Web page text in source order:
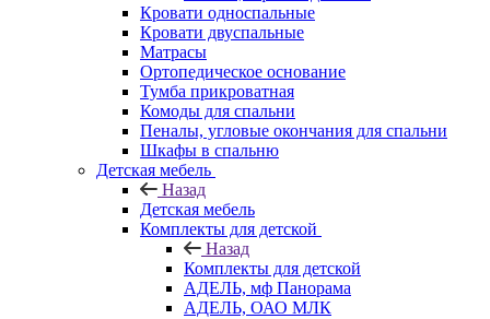
Кровати односпальные
Кровати двуспальные
Матрасы
Ортопедическое основание
Тумба прикроватная
Комоды для спальни
Пеналы, угловые окончания для спальни
Шкафы в спальню
Детская мебель
Назад
Детская мебель
Комплекты для детской
Назад
Комплекты для детской
АДЕЛЬ, мф Панорама
АДЕЛЬ, ОАО МЛК